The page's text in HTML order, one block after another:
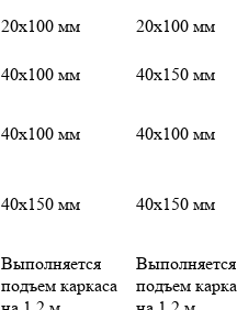
20х100 мм
20х100 мм
40х100 мм
40х150 мм
40х100 мм 40х100 мм
40х150 мм 40х150 мм
Выполняется
подъем каркаса
Выполняется
подъем